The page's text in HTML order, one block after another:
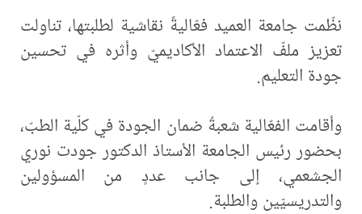
نظّمت جامعة العميد فعّاليةً نقاشية لطلبتها، تناولت
تعزيز ملفّ الاعتماد الأكاديميّ وأثره في تحسين
جودة التعليم.
وأقامت الفعّالية شعبةُ ضمان الجودة في كلّية الطبّ،
بحضور رئيس الجامعة الأستاذ الدكتور جودت نوري
الجشعمي، إلى جانب عددٍ من المسؤولين
والتدريسيّين والطلبة.